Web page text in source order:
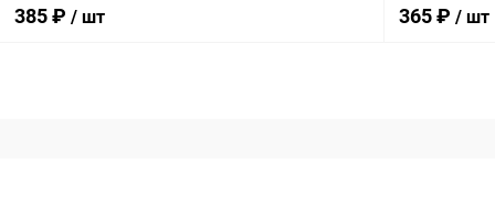
(588 мм, 7 линз)
385 ₽ / шт
(590х10 мм,
365 ₽ / шт